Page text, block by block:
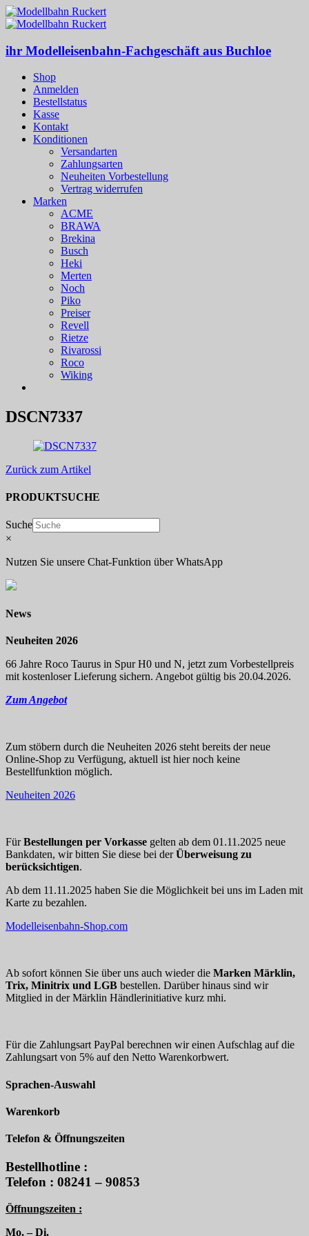
ihr Modelleisenbahn-Fachgeschäft aus Buchloe
Shop
Anmelden
Bestellstatus
Kasse
Kontakt
Konditionen
Versandarten
Zahlungsarten
Neuheiten Vorbestellung
Vertrag widerrufen
Marken
ACME
BRAWA
Brekina
Busch
Heki
Merten
Noch
Piko
Preiser
Revell
Rietze
Rivarossi
Roco
Wiking
DSCN7337
Zurück zum Artikel
PRODUKTSUCHE
Suche
×
Nutzen Sie unsere Chat-Funktion über WhatsApp
News
Neuheiten 2026
66 Jahre Roco Taurus in Spur H0 und N, jetzt zum Vorbestellpreis
mit kostenloser Lieferung sichern. Angebot gültig bis 20.04.2026.
Zum Angebot
Zum stöbern durch die Neuheiten 2026 steht bereits der neue
Online-Shop zu Verfügung, aktuell ist hier noch keine
Bestellfunktion möglich.
Neuheiten 2026
FürBestellungen per Vorkasse gelten ab dem 01.11.2025 neue
Bankdaten, wir bitten Sie diese bei derÜberweisung zu
berücksichtigen.
Ab dem 11.11.2025 haben Sie die Möglichkeit bei uns im Laden mit
Karte zu bezahlen.
Modelleisenbahn-Shop.com
Ab sofort können Sie über uns auch wieder die Marken Märklin,
Trix, Minitrix und LGB bestellen. Darüber hinaus sind wir
Mitglied in der Märklin Händlerinitiative kurz mhi.
Für die Zahlungsart PayPal berechnen wir einen Aufschlag auf die
Zahlungsart von 5% auf den Netto Warenkorbwert.
Sprachen-Auswahl
Warenkorb
Telefon & Öffnungszeiten
Bestellhotline :
Telefon : 08241 – 90853
Öffnungszeiten :
Mo. – Di.